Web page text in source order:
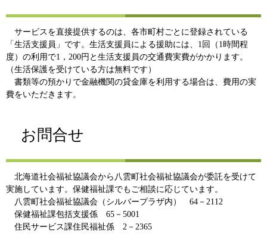
サービスを直接提供するのは、各市町村ごとに登録されている
「生活支援員」です。生活支援員による援助には、1回（1時間程
度）の利用で1，200円と生活支援員の交通費実費がかかります。
（生活保護を受けている方は無料です）
書類等の預かりで金融機関の貸金庫を利用する場合は、費用の実
費をいただきます。
お問合せ
北海道社会福祉協議会から八雲町社会福祉協議会が委託を受けて
実施しています。保健福祉課でもご相談に応じています。
八雲町社会福祉協議会（シルバープラザ内） 64－2112
保健福祉課包括支援係 65－5001
住民サービス課住民福祉係 2－2365